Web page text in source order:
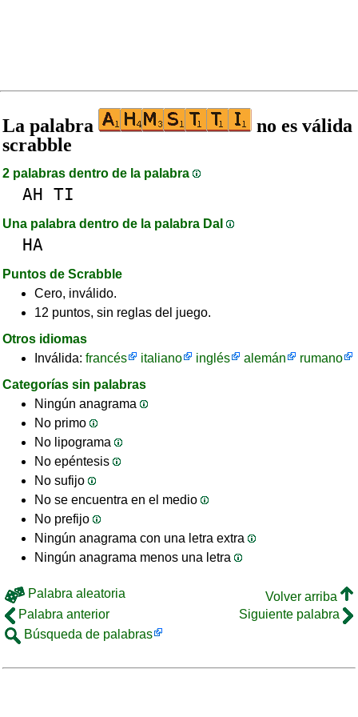
La palabra
no es válida
scrabble
2 palabras dentro de la palabra
AH TI
Una palabra dentro de la palabra DaI
HA
Puntos de Scrabble
Cero, inválido.
12 puntos, sin reglas del juego.
Otros idiomas
Inválida: francés italiano inglés alemán
rumano
Categorías sin palabras
Ningún anagrama
No primo
No lipograma
No epéntesis
No sufijo
No se encuentra en el medio
No prefijo
Ningún anagrama con una letra extra
Ningún anagrama menos una letra
Palabra aleatoria
Volver arriba
Palabra anterior
Siguiente palabra
Búsqueda de palabras